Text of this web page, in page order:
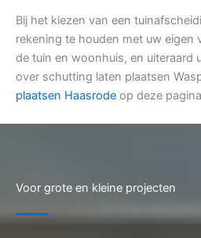
Bij het kiezen van een
rekening te houden met uw eigen
de tuin en woonhuis, en uiteraard
over schutting laten plaatsen
plaatsen Haasrode op deze
Voor grote en kleine projecten